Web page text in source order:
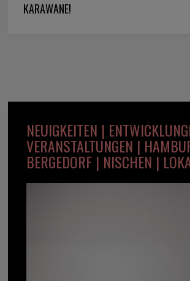
KARAWANE!
NEUIGKEITEN |
VERANSTALTUNGEN |
BERGEDORF | NISCHEN |